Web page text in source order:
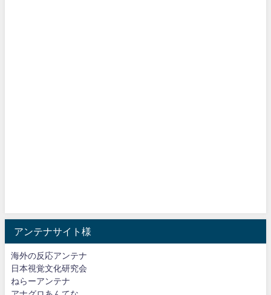
アンテナサイト様
海外の反応アンテナ
日本視覚文化研究会
ねらーアンテナ